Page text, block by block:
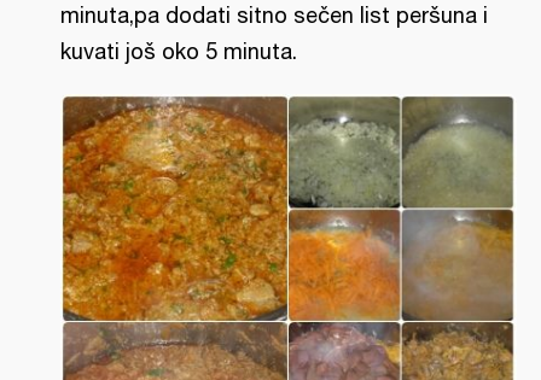
minuta,pa dodati sitno sečen list peršuna i
kuvati još oko 5 minuta.